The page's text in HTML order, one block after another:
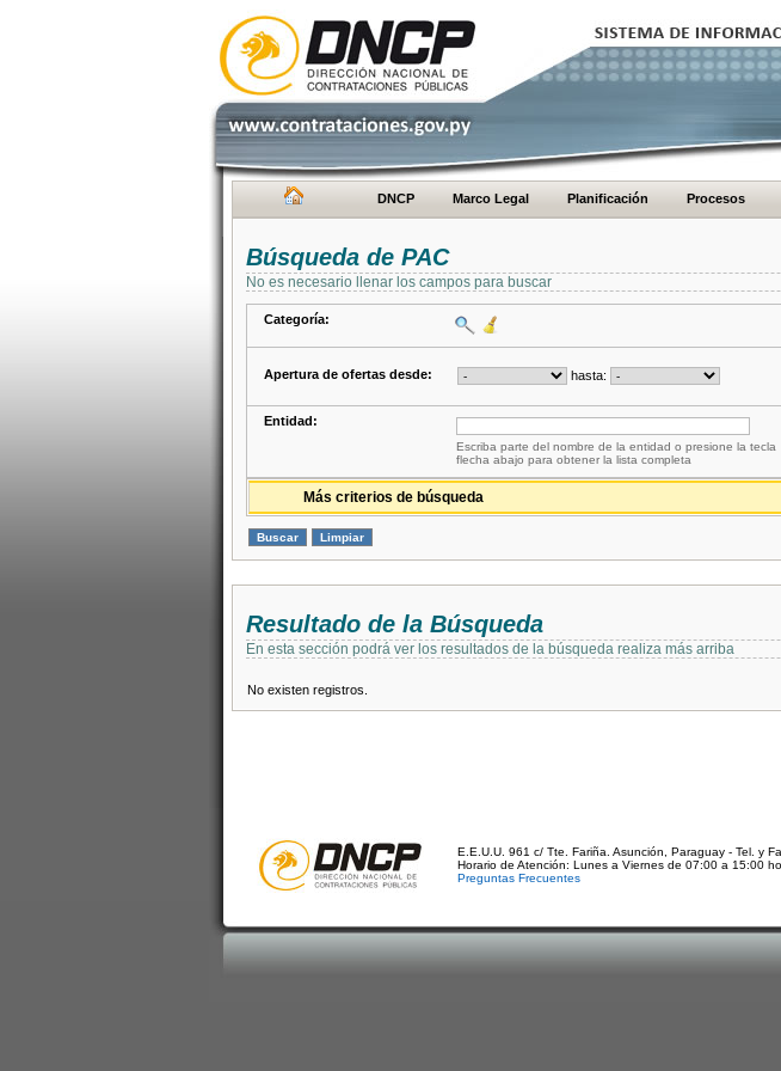
DNCP Marco Legal Planificación Procesos
Búsqueda de PAC
No es necesario llenar los campos para buscar
Categoría:
Apertura de ofertas desde: hasta:
Entidad:
Escriba parte del nombre de la entidad o presione la tecla
flecha abajo para obtener la lista completa
Más criterios de búsqueda
Resultado de la Búsqueda
En esta sección podrá ver los resultados de la búsqueda realiza más arriba
No existen registros.
E.E.U.U. 961 c/ Tte. Fariña. Asunción, Paraguay - Tel. y
Horario de Atención: Lunes a Viernes de 07:00 a 15:00
Preguntas Frecuentes